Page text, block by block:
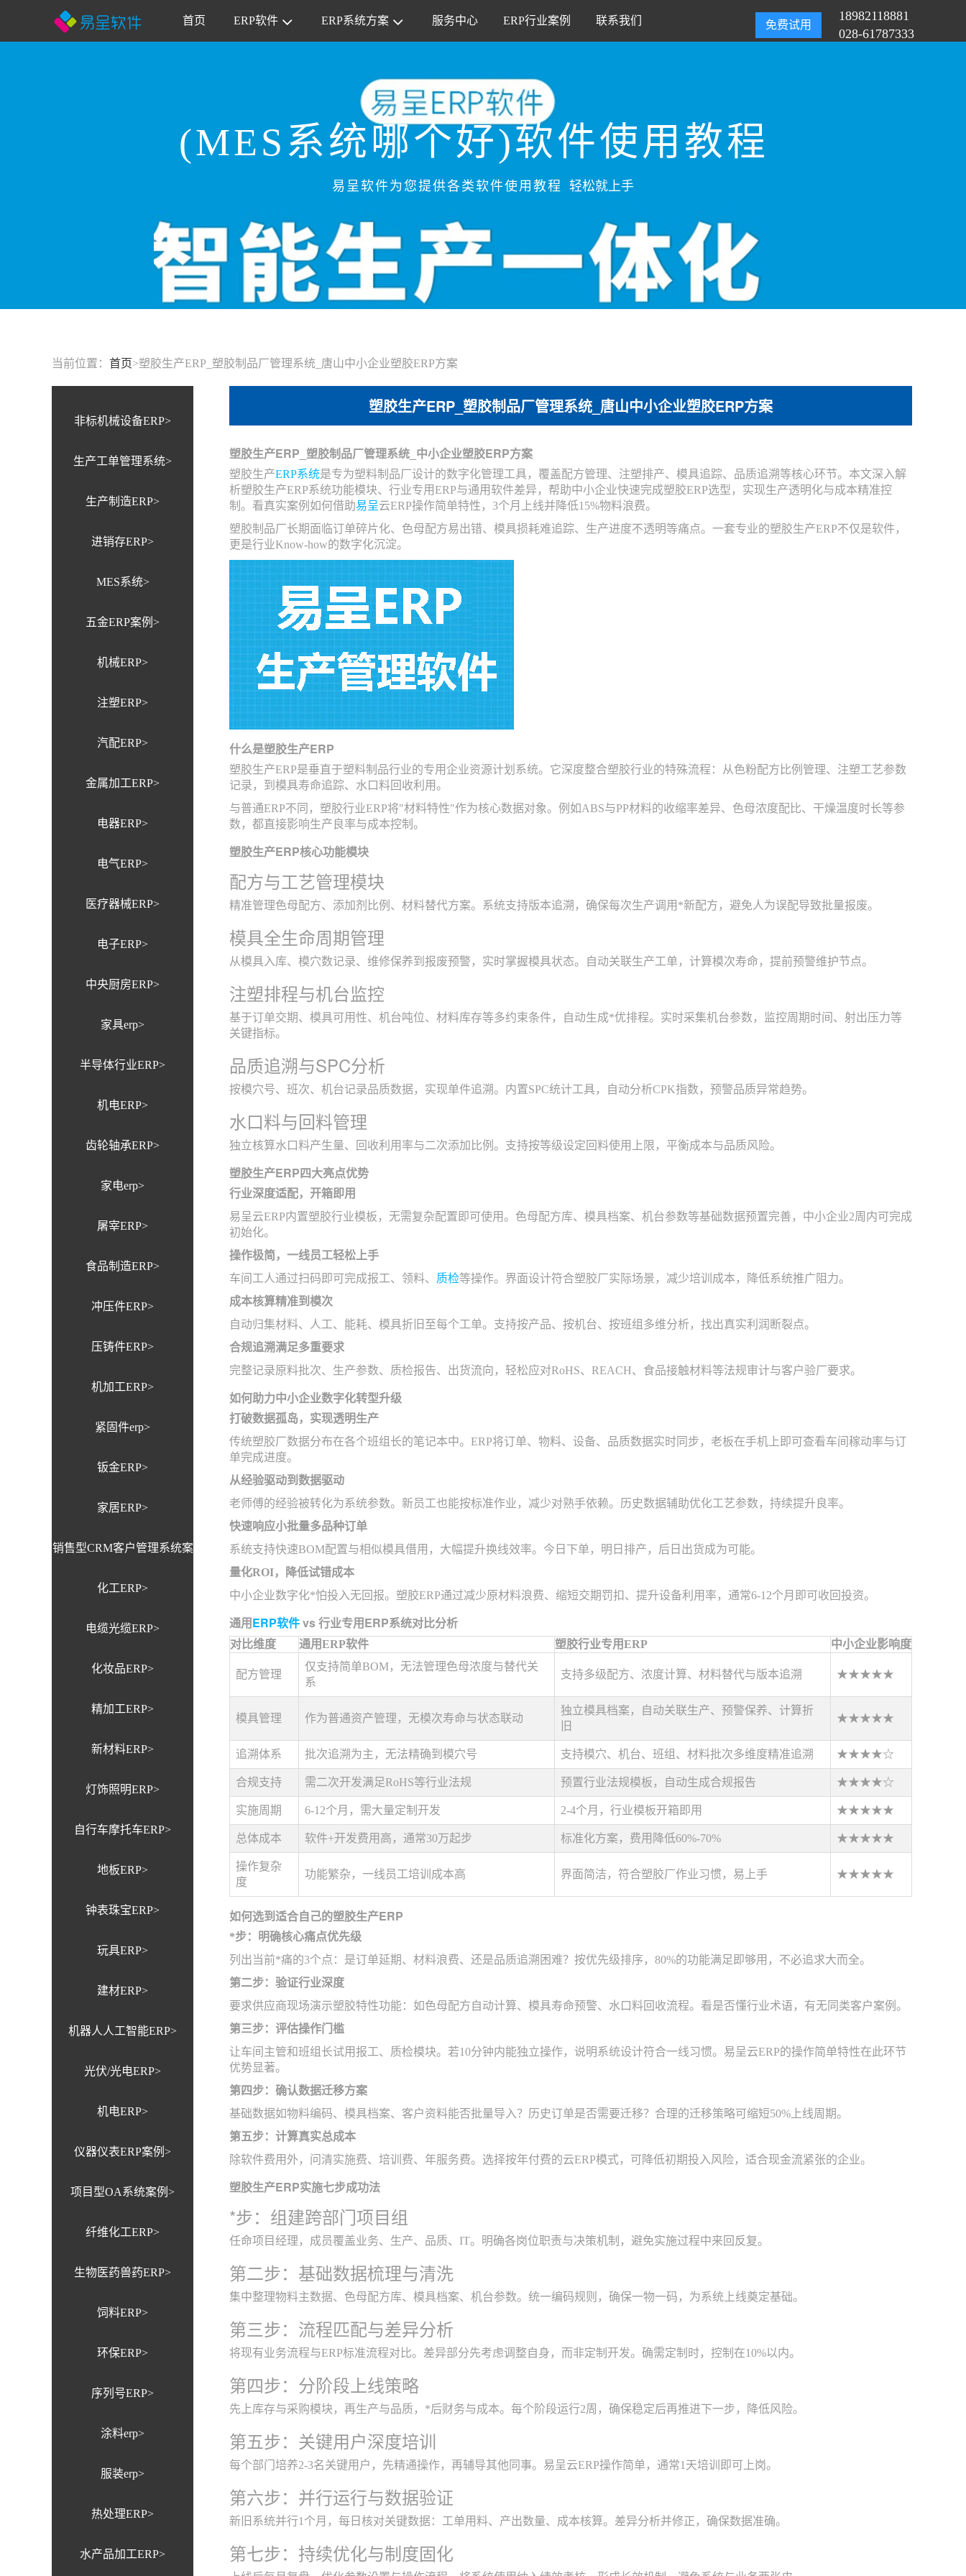
免费试用
18982118881
028-61787333
首页 ERP软件 ERP系统方案 服务中心 ERP行业案例 联系我们
(MES系统哪个好)软件使用教程
易呈软件为您提供各类软件使用教程 轻松就上手
当前位置： 首页>塑胶生产ERP_塑胶制品厂管理系统_唐山中小企业塑胶ERP方案
非标机械设备ERP>
生产工单管理系统>
生产制造ERP>
进销存ERP>
MES系统>
五金ERP案例>
机械ERP>
注塑ERP>
汽配ERP>
金属加工ERP>
电器ERP>
电气ERP>
医疗器械ERP>
电子ERP>
中央厨房ERP>
家具erp>
半导体行业ERP>
机电ERP>
齿轮轴承ERP>
家电erp>
屠宰ERP>
食品制造ERP>
冲压件ERP>
压铸件ERP>
机加工ERP>
紧固件erp>
钣金ERP>
家居ERP>
销售型CRM客户管理系统案
例>
化工ERP>
电缆光缆ERP>
化妆品ERP>
精加工ERP>
新材料ERP>
灯饰照明ERP>
自行车摩托车ERP>
地板ERP>
钟表珠宝ERP>
玩具ERP>
建材ERP>
机器人人工智能ERP>
光伏/光电ERP>
机电ERP>
仪器仪表ERP案例>
项目型OA系统案例>
纤维化工ERP>
生物医药兽药ERP>
饲料ERP>
环保ERP>
序列号ERP>
涂料erp>
服装erp>
热处理ERP>
水产品加工ERP>
塑胶生产ERP_塑胶制品厂管理系统_唐山中小企业塑胶ERP方案
塑胶生产ERP_塑胶制品厂管理系统_中小企业塑胶ERP方案
塑胶生产ERP系统是专为塑料制品厂设计的数字化管理工具，覆盖配方管理、注塑排产、模具追踪、品质追溯等核心环节。本文深入解
析塑胶生产ERP系统功能模块、行业专用ERP与通用软件差异，帮助中小企业快速完成塑胶ERP选型，实现生产透明化与成本精准控
制。看真实案例如何借助易呈云ERP操作简单特性，3个月上线并降低15%物料浪费。
塑胶制品厂长期面临订单碎片化、色母配方易出错、模具损耗难追踪、生产进度不透明等痛点。一套专业的塑胶生产ERP不仅是软件，
更是行业Know-how的数字化沉淀。
什么是塑胶生产ERP
塑胶生产ERP是垂直于塑料制品行业的专用企业资源计划系统。它深度整合塑胶行业的特殊流程：从色粉配方比例管理、注塑工艺参数
记录，到模具寿命追踪、水口料回收利用。
与普通ERP不同，塑胶行业ERP将"材料特性"作为核心数据对象。例如ABS与PP材料的收缩率差异、色母浓度配比、干燥温度时长等参
数，都直接影响生产良率与成本控制。
塑胶生产ERP核心功能模块
配方与工艺管理模块
精准管理色母配方、添加剂比例、材料替代方案。系统支持版本追溯，确保每次生产调用*新配方，避免人为误配导致批量报废。
模具全生命周期管理
从模具入库、模穴数记录、维修保养到报废预警，实时掌握模具状态。自动关联生产工单，计算模次寿命，提前预警维护节点。
注塑排程与机台监控
基于订单交期、模具可用性、机台吨位、材料库存等多约束条件，自动生成*优排程。实时采集机台参数，监控周期时间、射出压力等
关键指标。
品质追溯与SPC分析
按模穴号、班次、机台记录品质数据，实现单件追溯。内置SPC统计工具，自动分析CPK指数，预警品质异常趋势。
水口料与回料管理
独立核算水口料产生量、回收利用率与二次添加比例。支持按等级设定回料使用上限，平衡成本与品质风险。
塑胶生产ERP四大亮点优势
行业深度适配，开箱即用
易呈云ERP内置塑胶行业模板，无需复杂配置即可使用。色母配方库、模具档案、机台参数等基础数据预置完善，中小企业2周内可完成
初始化。
操作极简，一线员工轻松上手
车间工人通过扫码即可完成报工、领料、 质检等操作。界面设计符合塑胶厂实际场景，减少培训成本，降低系统推广阻力。
成本核算精准到模次
自动归集材料、人工、能耗、模具折旧至每个工单。支持按产品、按机台、按班组多维分析，找出真实利润断裂点。
合规追溯满足多重要求
完整记录原料批次、生产参数、质检报告、出货流向，轻松应对RoHS、REACH、食品接触材料等法规审计与客户验厂要求。
如何助力中小企业数字化转型升级
打破数据孤岛，实现透明生产
传统塑胶厂数据分布在各个班组长的笔记本中。ERP将订单、物料、设备、品质数据实时同步，老板在手机上即可查看车间稼动率与订
单完成进度。
从经验驱动到数据驱动
老师傅的经验被转化为系统参数。新员工也能按标准作业，减少对熟手依赖。历史数据辅助优化工艺参数，持续提升良率。
快速响应小批量多品种订单
系统支持快速BOM配置与相似模具借用，大幅提升换线效率。今日下单，明日排产，后日出货成为可能。
量化ROI，降低试错成本
中小企业数字化*怕投入无回报。塑胶ERP通过减少原材料浪费、缩短交期罚扣、提升设备利用率，通常6-12个月即可收回投资。
通用ERP软件vs 行业专用ERP系统对比分析
对比维度 通用ERP软件 塑胶行业专用ERP 中小企业影响度
配方管理
仅支持简单BOM，无法管理色母浓度与替代关
系
支持多级配方、浓度计算、材料替代与版本追溯 ★★★★★
模具管理 作为普通资产管理，无模次寿命与状态联动
独立模具档案，自动关联生产、预警保养、计算折
旧
★★★★★
追溯体系 批次追溯为主，无法精确到模穴号 支持模穴、机台、班组、材料批次多维度精准追溯 ★★★★☆
合规支持 需二次开发满足RoHS等行业法规 预置行业法规模板，自动生成合规报告 ★★★★☆
实施周期 6-12个月，需大量定制开发 2-4个月，行业模板开箱即用 ★★★★★
总体成本 软件+开发费用高，通常30万起步 标准化方案，费用降低60%-70% ★★★★★
操作复杂
度
功能繁杂，一线员工培训成本高 界面简洁，符合塑胶厂作业习惯，易上手 ★★★★★
如何选到适合自己的塑胶生产ERP
*步：明确核心痛点优先级
列出当前*痛的3个点：是订单延期、材料浪费、还是品质追溯困难？按优先级排序，80%的功能满足即够用，不必追求大而全。
第二步：验证行业深度
要求供应商现场演示塑胶特性功能：如色母配方自动计算、模具寿命预警、水口料回收流程。看是否懂行业术语，有无同类客户案例。
第三步：评估操作门槛
让车间主管和班组长试用报工、质检模块。若10分钟内能独立操作，说明系统设计符合一线习惯。易呈云ERP的操作简单特性在此环节
优势显著。
第四步：确认数据迁移方案
基础数据如物料编码、模具档案、客户资料能否批量导入？历史订单是否需要迁移？合理的迁移策略可缩短50%上线周期。
第五步：计算真实总成本
除软件费用外，问清实施费、培训费、年服务费。选择按年付费的云ERP模式，可降低初期投入风险，适合现金流紧张的企业。
塑胶生产ERP实施七步成功法
*步：组建跨部门项目组
任命项目经理，成员覆盖业务、生产、品质、IT。明确各岗位职责与决策机制，避免实施过程中来回反复。
第二步：基础数据梳理与清洗
集中整理物料主数据、色母配方库、模具档案、机台参数。统一编码规则，确保一物一码，为系统上线奠定基础。
第三步：流程匹配与差异分析
将现有业务流程与ERP标准流程对比。差异部分先考虑调整自身，而非定制开发。确需定制时，控制在10%以内。
第四步：分阶段上线策略
先上库存与采购模块，再生产与品质，*后财务与成本。每个阶段运行2周，确保稳定后再推进下一步，降低风险。
第五步：关键用户深度培训
每个部门培养2-3名关键用户，先精通操作，再辅导其他同事。易呈云ERP操作简单，通常1天培训即可上岗。
第六步：并行运行与数据验证
新旧系统并行1个月，每日核对关键数据：工单用料、产出数量、成本核算。差异分析并修正，确保数据准确。
第七步：持续优化与制度固化